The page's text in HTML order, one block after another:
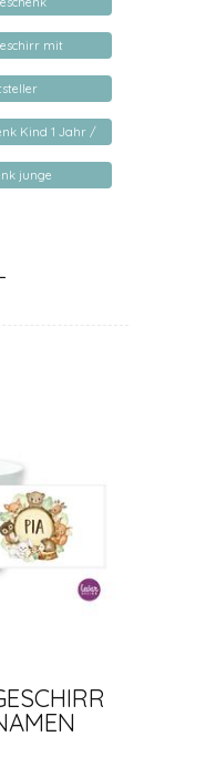
mit
Kind 1 Jahr /
/ 3 Jahre
junge